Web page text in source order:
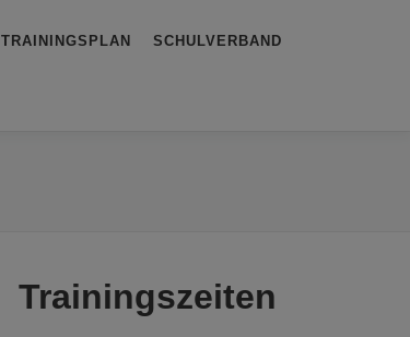
TRAININGSPLAN SCHULVERBAND
Trainingszeiten